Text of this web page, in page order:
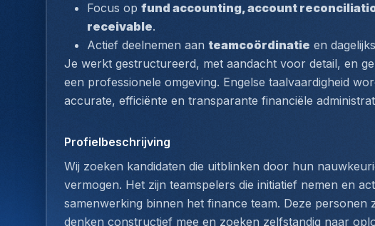
Focus op fund accounting, account
receivable.
Actief deelnemen aan teamcoördinatie en
Je werkt gestructureerd, met aandacht voor detail, en
een professionele omgeving. Engelse taalvaardigheid
accurate, efficiënte en transparante financiële
Profielbeschrijving
Wij zoeken kandidaten die uitblinken door hun
vermogen. Het zijn teamspelers die initiatief nemen en
samenwerking binnen het finance team. Deze personen
denken constructief mee en zoeken zelfstandig naar